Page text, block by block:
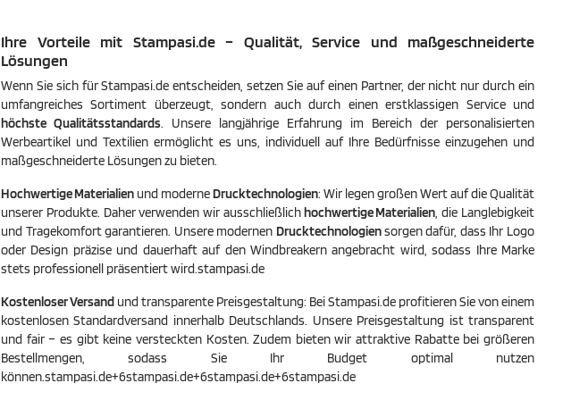
einfache Anpassungen. Die Jacke ist auch in
Kindergrößen erhältlich. Die Modelle auf
dem Foto sind 120/122 cm groß und tragen
Größe 6.
wasserabweisend und winddicht, mit einem
groß und trägt Größe M, das weibliche
Modell ist 174 cm groß und trägt Größe S.
Ihre Vorteile mit Stampasi.de – Qualität, Service und maßgeschneiderte
Lösungen
Wenn Sie sich für Stampasi.de entscheiden, setzen Sie auf einen Partner, der nicht nur durch ein
umfangreiches Sortiment überzeugt, sondern auch durch einen erstklassigen Service und
höchste Qualitätsstandards. Unsere langjährige Erfahrung im Bereich der personalisierten
Werbeartikel und Textilien ermöglicht es uns, individuell auf Ihre Bedürfnisse einzugehen und
maßgeschneiderte Lösungen zu bieten.
Hochwertige Materialien und moderne Drucktechnologien: Wir legen großen Wert auf die Qualität
unserer Produkte. Daher verwenden wir ausschließlichhochwertige Materialien, die Langlebigkeit
und Tragekomfort garantieren. Unsere modernen Drucktechnologiensorgen dafür, dass Ihr Logo
oder Design präzise und dauerhaft auf den Windbreakern angebracht wird, sodass Ihre Marke
stets professionell präsentiert wird.stampasi.de
Kostenloser Versand und transparente Preisgestaltung: Bei Stampasi.de profitieren Sie von einem
kostenlosen Standardversand innerhalb Deutschlands. Unsere Preisgestaltung ist transparent
und fair – es gibt keine versteckten Kosten. Zudem bieten wir attraktive Rabatte bei größeren
Bestellmengen, sodass Sie Ihr Budget optimal nutzen
können.stampasi.de+6stampasi.de+6stampasi.de+6stampasi.de